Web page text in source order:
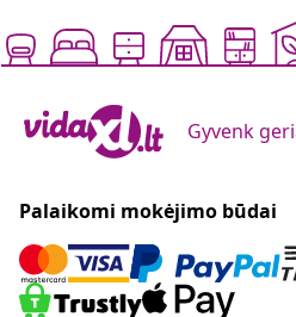
Gyvenk
Palaikomi mokėjimo būdai